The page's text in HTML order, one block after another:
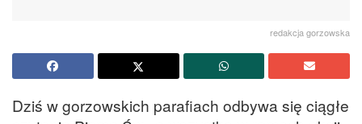
redakcja gorzowska
Dziś w gorzowskich parafiach odbywa się ciągłe